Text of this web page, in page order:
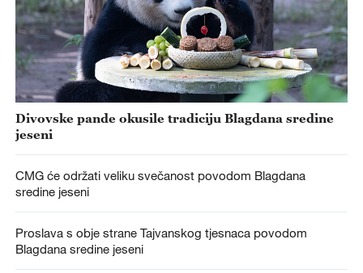
Divovske pande okusile tradiciju Blagdana sredine
jeseni
CMG će održati veliku svečanost povodom Blagdana
sredine jeseni
Proslava s obje strane Tajvanskog tjesnaca povodom
Blagdana sredine jeseni